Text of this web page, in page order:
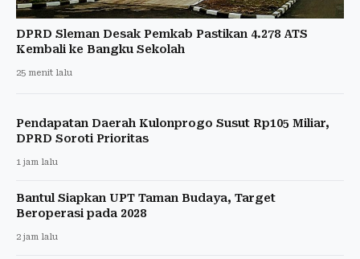
DPRD Sleman Desak Pemkab Pastikan 4.278 ATS
Kembali ke Bangku Sekolah
25 menit lalu
Pendapatan Daerah Kulonprogo Susut Rp105 Miliar,
DPRD Soroti Prioritas
1 jam lalu
Bantul Siapkan UPT Taman Budaya, Target
Beroperasi pada 2028
2 jam lalu